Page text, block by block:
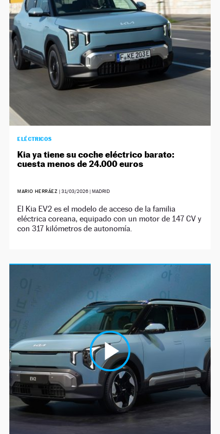
NEWSLETTER
SÍGUENOS
ELÉCTRICOS
Kia ya tiene su coche eléctrico barato:
cuesta menos de 24.000 euros
MARIO HERRÁEZ | 31/03/2026| MADRID
El Kia EV2 es el modelo de acceso de la familia
eléctrica coreana, equipado con un motor de 147 CV y
con 317 kilómetros de autonomía.